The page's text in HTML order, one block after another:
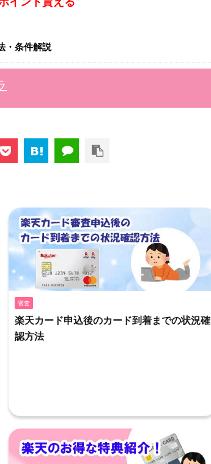
・条件解説
審査
楽天カード申込後のカード到着までの状況確
認方法